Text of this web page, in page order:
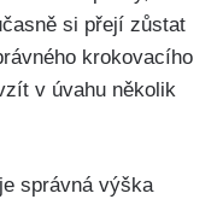
si přejí zůstat
krokovacího
v úvahu několik
správná výška